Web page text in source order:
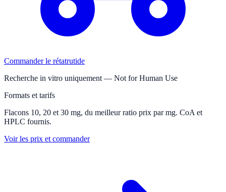
Commander le rétatrutide
Recherche in vitro uniquement — Not for Human Use
Formats et tarifs
Flacons 10, 20 et 30 mg, du meilleur ratio prix par mg. CoA et
HPLC fournis.
Voir les prix et commander